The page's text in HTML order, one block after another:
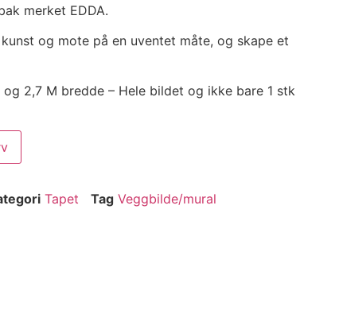
merket EDDA.
og mote på en uventet måte, og skape et
2,7 M bredde – Hele bildet og ikke bare 1 stk
Tapet Tag Veggbilde/mural